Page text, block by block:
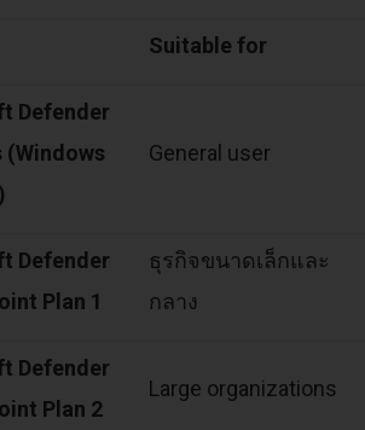
Suitable for
Defender
General user
Defender
Plan 1
ธุรกิจขนาดเล็กและ
กลาง
Defender
Plan 2
Large organizations